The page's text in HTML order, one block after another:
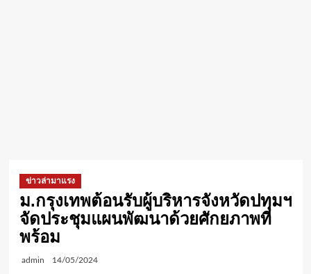
ข่าวล่ามาแรง
ม.กรุงเทพต้อนรับผู้บริหารจังหวัดปทุมฯ
จัดประชุมแผนพัฒนาด้วยศักยภาพที่
พร้อม
admin 14/05/2024